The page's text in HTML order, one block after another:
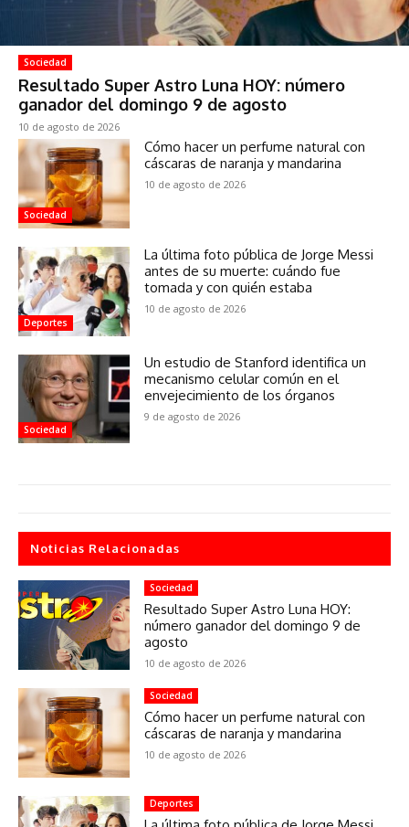
Sociedad
Resultado Super Astro Luna HOY: número
ganador del domingo 9 de agosto
10 de agosto de 2026
Sociedad
Cómo hacer un perfume natural con
cáscaras de naranja y mandarina
10 de agosto de 2026
Deportes
La última foto pública de Jorge Messi
antes de su muerte: cuándo fue
tomada y con quién estaba
10 de agosto de 2026
Sociedad
Un estudio de Stanford identifica un
mecanismo celular común en el
envejecimiento de los órganos
9 de agosto de 2026
Noticias Relacionadas
Sociedad
Resultado Super Astro Luna HOY:
número ganador del domingo 9 de
agosto
10 de agosto de 2026
Sociedad
Cómo hacer un perfume natural con
cáscaras de naranja y mandarina
10 de agosto de 2026
Deportes